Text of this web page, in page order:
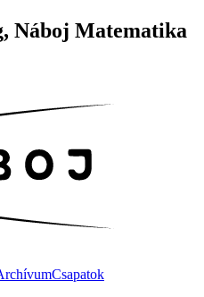
Náboj Matematika
Csapatok